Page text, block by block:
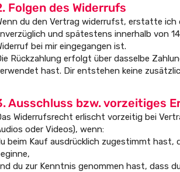
Folgen des Widerrufs
du den Vertrag widerrufst, erstatte ich
und spätestens innerhalb von
bei mir eingegangen ist.
Rückzahlung erfolgt über dasselbe
hast. Dir entstehen keine
Ausschluss bzw. vorzeitiges
Widerrufsrecht erlischt vorzeitig bei
oder Videos), wenn:
beim Kauf ausdrücklich zugestimmt
du zur Kenntnis genommen hast, dass